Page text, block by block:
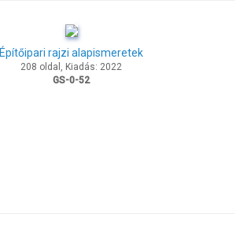
Építőipari rajzi alapismeretek
208 oldal, Kiadás: 2022
GS-0-52